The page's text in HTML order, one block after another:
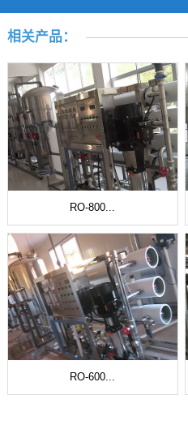
相关产品：
RO-800...
RO-600...